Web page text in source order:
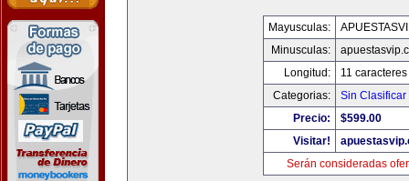
Mayusculas:
Minusculas:
Longitud:
11 caracteres
Categorias:
Sin Clasificar
Precio:
$599.00
Visitar!
Serán consideradas